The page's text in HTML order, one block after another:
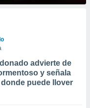
advierte de
y señala
puede llover